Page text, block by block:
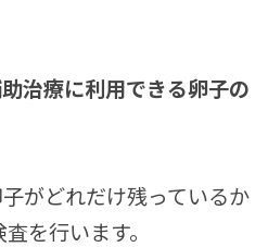
治療に利用できる卵子の
がどれだけ残っているか
を行います。